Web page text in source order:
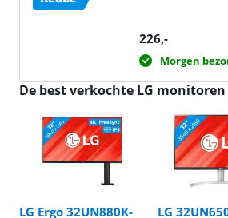
226,-
Morgen
De best verkochte LG monitoren
LG Ergo 32UN880K-
LG